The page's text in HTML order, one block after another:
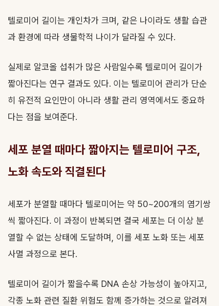
텔로미어 길이는 개인차가 크며, 같은 나이라도 생활 습관
과 환경에 따라 생물학적 나이가 달라질 수 있다.
실제로 알코올 섭취가 많은 사람일수록 텔로미어 길이가
짧아진다는 연구 결과도 있다. 이는 텔로미어 관리가 단순
히 유전적 요인만이 아니라 생활 관리 영역에서도 중요하
다는 점을 보여준다.
세포 분열 때마다 짧아지는 텔로미어 구조,
노화 속도와 직결된다
세포가 분열할 때마다 텔로미어는 약 50~200개의 염기쌍
씩 짧아진다. 이 과정이 반복되면 결국 세포는 더 이상 분
열할 수 없는 상태에 도달하며, 이를 세포 노화 또는 세포
사멸 과정으로 본다.
텔로미어 길이가 짧을수록 DNA 손상 가능성이 높아지고,
각종 노화 관련 질환 위험도 함께 증가하는 것으로 알려져